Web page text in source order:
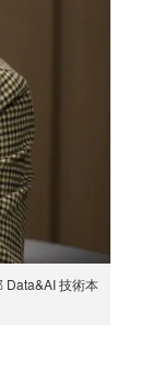
Data&AI 技術本